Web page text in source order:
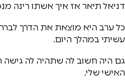
דניאל תיאר אז איך אשתו רינה
כל ערב היא מוצאת את הדרך לברר
עשיתי במהלך היום.
גם היה חשוב לה שתהיה לה גישה
האישי שלי.